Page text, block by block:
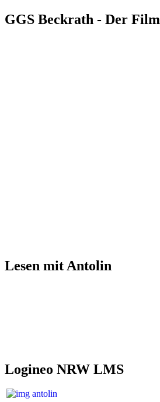
GGS Beckrath - Der Film
Lesen mit Antolin
Logineo NRW LMS